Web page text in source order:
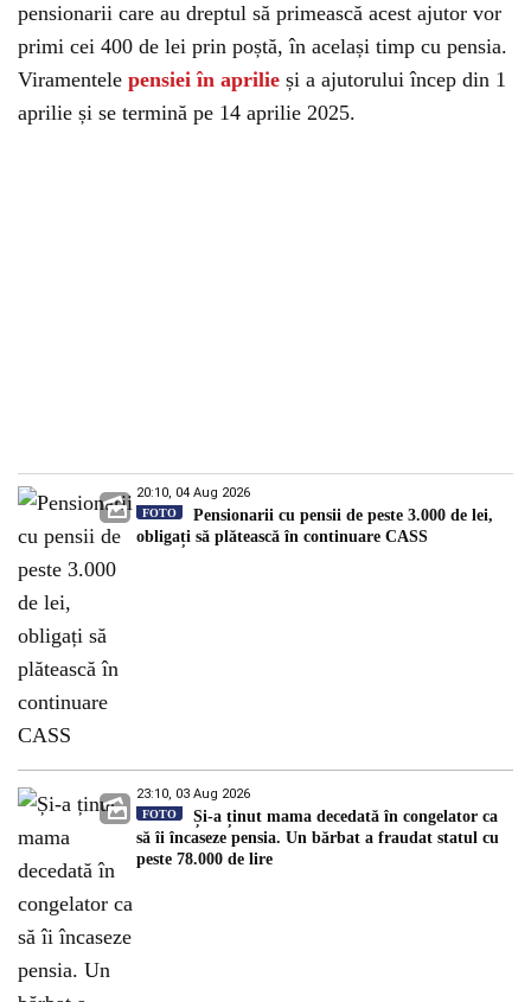
pensionarii care au dreptul să primească acest ajutor vor
primi cei 400 de lei prin poștă, în același timp cu pensia.
Viramentele pensiei în aprilie și a ajutorului încep din 1
aprilie și se termină pe 14 aprilie 2025.
20:10, 04 Aug 2026
FOTO
Pensionarii cu pensii de peste 3.000 de lei,
obligați să plătească în continuare CASS
23:10, 03 Aug 2026
FOTO
Și-a ținut mama decedată în congelator ca
să îi încaseze pensia. Un bărbat a fraudat statul cu
peste 78.000 de lire